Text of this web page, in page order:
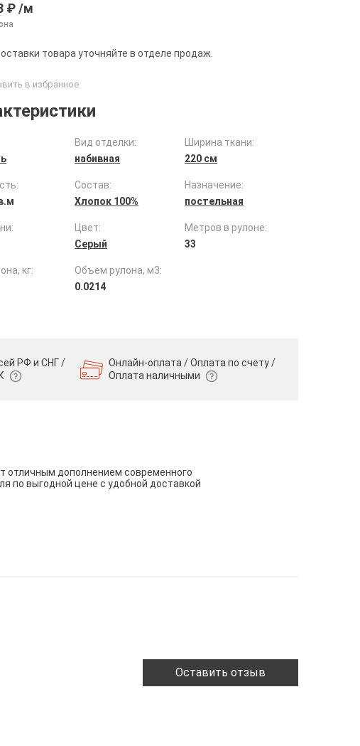
₽ /м
товара уточняйте в отделе продаж.
Вид отделки:
набивная
Ширина ткани:
220 см
Состав:
Хлопок 100%
Назначение:
постельная
Цвет:
Серый
Метров в рулоне:
33
кг:
Объем рулона, м3:
0.0214
РФ и СНГ /
Онлайн-оплата / Оплата по счету /
Оплата наличными
отличным дополнением современного
по выгодной цене с удобной доставкой
Оставить отзыв